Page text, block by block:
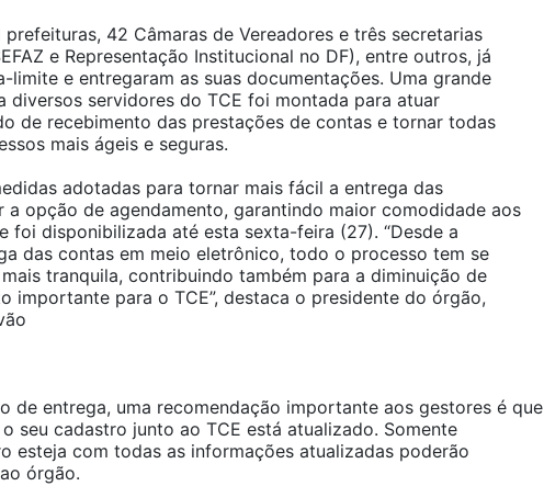
42 Câmaras de Vereadores e três secretarias
e Representação Institucional no DF), entre outros, já
limite e entregaram as suas documentações. Uma grande
diversos servidores do TCE foi montada para atuar
de recebimento das prestações de contas e tornar todas
mais ágeis e seguras.
adotadas para tornar mais fácil a entrega das
a opção de agendamento, garantindo maior comodidade aos
foi disponibilizada até esta sexta-feira (27). “Desde a
das contas em meio eletrônico, todo o processo tem se
tranquila, contribuindo também para a diminuição de
importante para o TCE”, destaca o presidente do órgão,
de entrega, uma recomendação importante aos gestores é que
seu cadastro junto ao TCE está atualizado. Somente
esteja com todas as informações atualizadas poderão
órgão.